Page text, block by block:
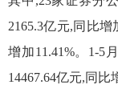
2165.3亿元,同比增
增加11.41%。 1-5
14467.64亿元,同比